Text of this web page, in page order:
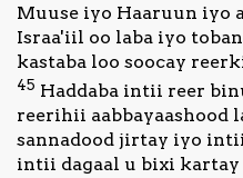
Muuse iyo Haaruun iyo
Israa'iil oo laba iyo
kastaba loo soocay
45 Haddaba intii reer
reerihii aabbayaashood
sannadood jirtay iyo
intii dagaal u bixi kartay